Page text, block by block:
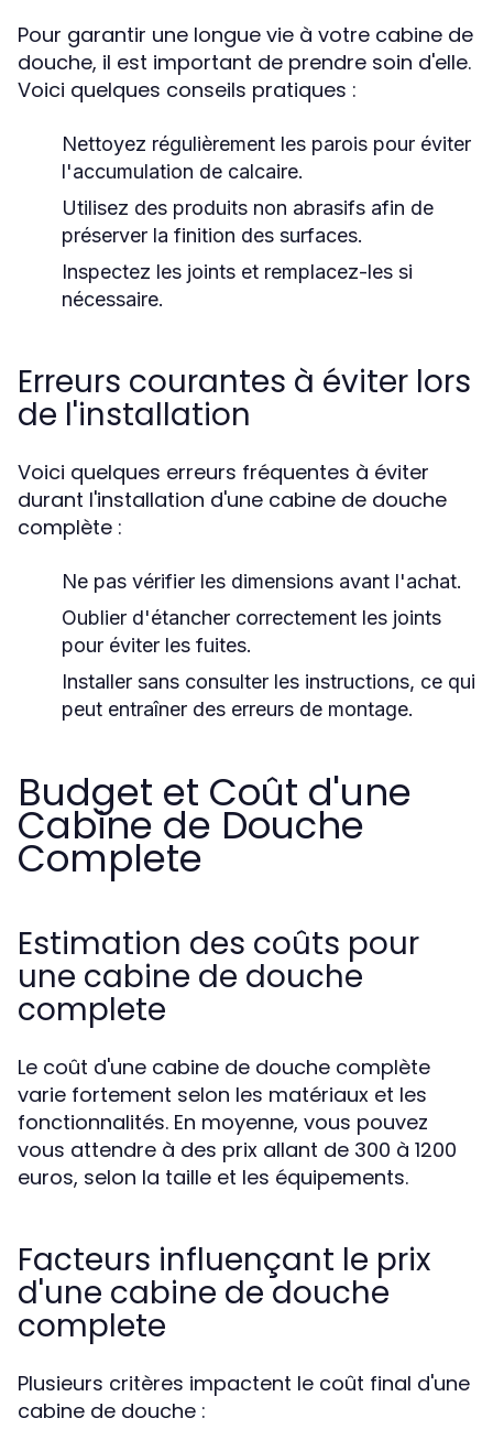
Pour garantir une longue vie à votre cabine de
douche, il est important de prendre soin d'elle.
Voici quelques conseils pratiques :
Nettoyez régulièrement les parois pour éviter
l'accumulation de calcaire.
Utilisez des produits non abrasifs afin de
préserver la finition des surfaces.
Inspectez les joints et remplacez-les si
nécessaire.
Erreurs courantes à éviter lors
de l'installation
Voici quelques erreurs fréquentes à éviter
durant l'installation d'une cabine de douche
complète :
Ne pas vérifier les dimensions avant l'achat.
Oublier d'étancher correctement les joints
pour éviter les fuites.
Installer sans consulter les instructions, ce qui
peut entraîner des erreurs de montage.
Budget et Coût d'une
Cabine de Douche
Complete
Estimation des coûts pour
une cabine de douche
complete
Le coût d'une cabine de douche complète
varie fortement selon les matériaux et les
fonctionnalités. En moyenne, vous pouvez
vous attendre à des prix allant de 300 à 1200
euros, selon la taille et les équipements.
Facteurs influençant le prix
d'une cabine de douche
complete
Plusieurs critères impactent le coût final d'une
cabine de douche :